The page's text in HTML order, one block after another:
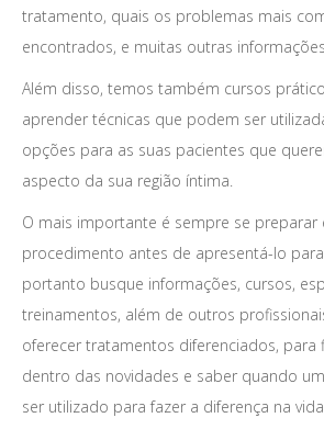
tratamento, quais os problemas mais
encontrados, e muitas outras
Além disso, temos também cursos
aprender técnicas que podem ser
opções para as suas pacientes que
aspecto da sua região íntima.
O mais importante é sempre se preparar
procedimento antes de apresentá-lo
portanto busque informações, cursos,
treinamentos, além de outros
oferecer tratamentos diferenciados, para
dentro das novidades e saber quando
ser utilizado para fazer a diferença na